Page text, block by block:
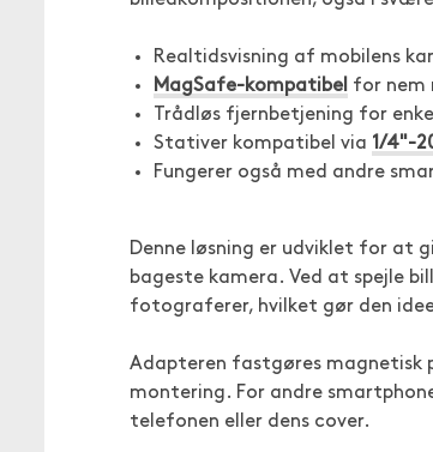
Realtidsvisning af mobilens
MagSafe-kompatibel for nem
Trådløs fjernbetjening for
Stativer kompatibel via 1/4"-
Fungerer også med andre
Denne løsning er udviklet for at
bageste kamera. Ved at spejle
fotograferer, hvilket gør den
Adapteren fastgøres magnetisk
montering. For andre
telefonen eller dens cover.